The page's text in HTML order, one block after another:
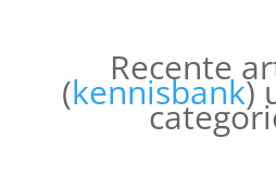
Recente
(kennisbank)